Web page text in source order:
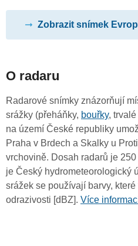
Zobrazit snímek
O radaru
Radarové snímky znázorňují
srážky (přeháňky, bouřky,
na území České republiky
Praha v Brdech a Skalky u
vrchovině. Dosah radarů je
je Český hydrometeorologický
srážek se používají barvy,
odrazivosti [dBZ]. Více